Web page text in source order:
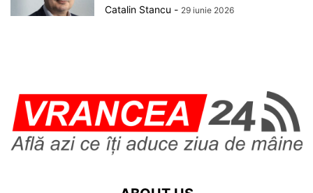
Catalin Stancu - 29 iunie 2026